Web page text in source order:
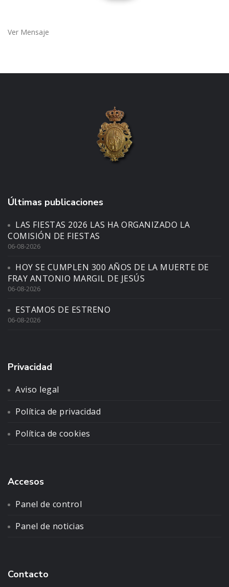
Ver Mensaje
Últimas publicaciones
LAS FIESTAS 2026 LAS HA ORGANIZADO LA
COMISIÓN DE FIESTAS
06-08-2026
HOY SE CUMPLEN 300 AÑOS DE LA MUERTE DE
FRAY ANTONIO MARGIL DE JESÚS
06-08-2026
ESTAMOS DE ESTRENO
06-08-2026
Privacidad
Aviso legal
Política de privacidad
Política de cookies
Accesos
Panel de control
Panel de noticias
Contacto